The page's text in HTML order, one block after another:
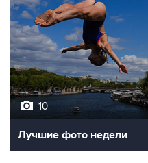
10
Лучшие фото недели